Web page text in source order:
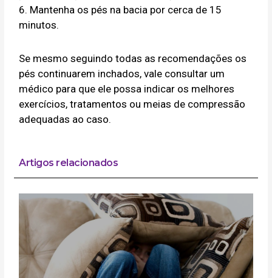
6. Mantenha os pés na bacia por cerca de 15
minutos.
Se mesmo seguindo todas as recomendações os
pés continuarem inchados, vale consultar um
médico para que ele possa indicar os melhores
exercícios, tratamentos ou meias de compressão
adequadas ao caso.
Artigos relacionados